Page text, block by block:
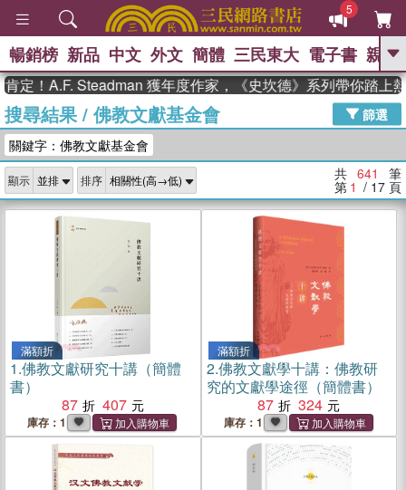
5
GO
熱搜： 東野圭吾 The Odyssey 、
父親節 、 如果歷史是一群喵 、 暑期
念華 、 台灣的李登輝時代 、 數學女
孩：黎曼猜想
偉大的迷走神經
暢銷榜 新品 中文 外文 簡體 三民東大 電子書 親子
Steadman 獲年度作家，《史坎德》系列帶你踏上熱血奇
搜尋結果/ 佛教文獻基金會
篩選
關鍵字：佛教文獻基金會
顯示 排序 共 641 筆
第 1 / 17 頁
滿額折
1.佛教文獻研究十講（簡體
書）
87
407
庫存：1
滿額折
2.佛教文獻學十講：佛教研
究的文獻學途徑（簡體書）
87
324
庫存：1